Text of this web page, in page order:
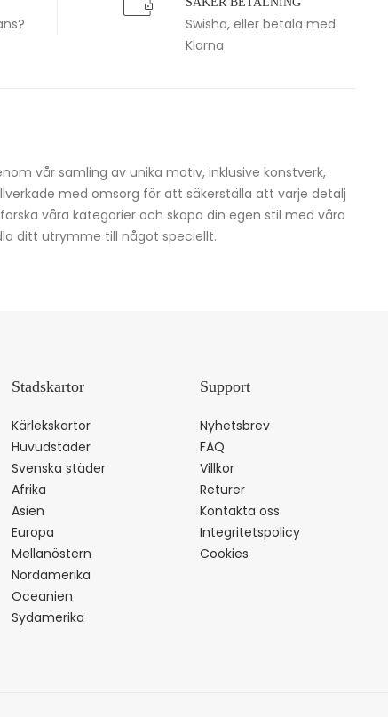
Swisha, eller betala med
Klarna
vår samling av unika motiv, inklusive konstverk,
med omsorg för att säkerställa att varje detalj
våra kategorier och skapa din egen stil med våra
ditt utrymme till något speciellt.
Stadskartor
Kärlekskartor
Huvudstäder
Svenska städer
Afrika
Asien
Europa
Mellanöstern
Nordamerika
Oceanien
Sydamerika
Support
Nyhetsbrev
FAQ
Villkor
Returer
Kontakta oss
Integritetspolicy
Cookies